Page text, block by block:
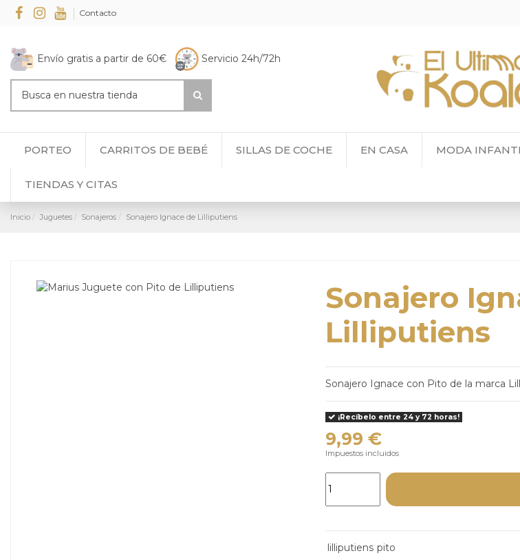
Contacto
Envío gratis a partir de 60€ Servicio 24h/72h
PORTEO CARRITOS DE BEBÉ SILLAS DE COCHE EN CASA MODA
TIENDAS Y CITAS
Inicio Juguetes Sonajeros Sonajero Ignace de Lilliputiens
Sonajero
Lilliputiens
Sonajero Ignace con Pito de la marca
¡Recíbelo entre 24 y 72 horas!
9,99 €
Impuestos incluidos
lilliputiens pito